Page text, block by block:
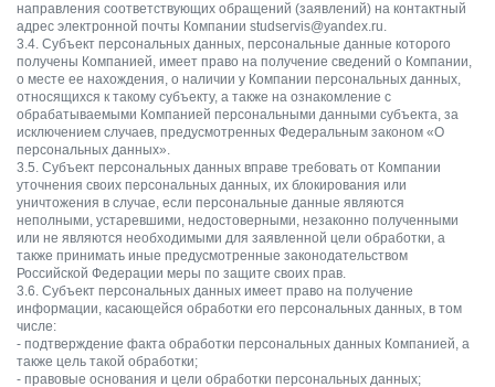
направления соответствующих обращений (заявлений) на контактный
адрес электронной почты Компании studservis@yandex.ru.
3.4. Субъект персональных данных, персональные данные которого
получены Компанией, имеет право на получение сведений о Компании,
о месте ее нахождения, о наличии у Компании персональных данных,
относящихся к такому субъекту, а также на ознакомление с
обрабатываемыми Компанией персональными данными субъекта, за
исключением случаев, предусмотренных Федеральным законом «О
персональных данных».
3.5. Субъект персональных данных вправе требовать от Компании
уточнения своих персональных данных, их блокирования или
уничтожения в случае, если персональные данные являются
неполными, устаревшими, недостоверными, незаконно полученными
или не являются необходимыми для заявленной цели обработки, а
также принимать иные предусмотренные законодательством
Российской Федерации меры по защите своих прав.
3.6. Субъект персональных данных имеет право на получение
информации, касающейся обработки его персональных данных, в том
числе:
- подтверждение факта обработки персональных данных Компанией, а
также цель такой обработки;
- правовые основания и цели обработки персональных данных;